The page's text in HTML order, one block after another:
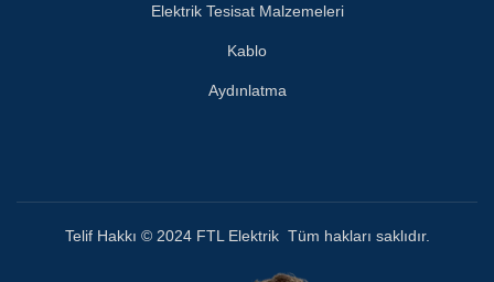
Elektrik Tesisat Malzemeleri
Kablo
Aydınlatma
Telif Hakkı © 2024 FTL Elektrik Tüm hakları saklıdır.